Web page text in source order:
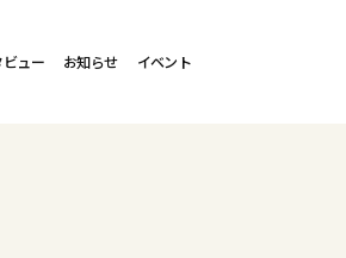
ュー お知らせ イベント